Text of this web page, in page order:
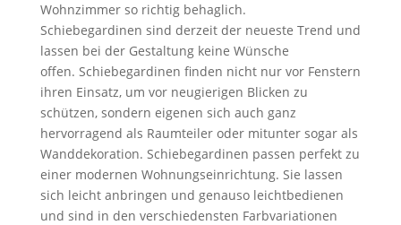
Wohnzimmer so richtig behaglich.
Schiebegardinen sind derzeit der neueste Trend und
lassen bei der Gestaltung keine Wünsche
offen. Schiebegardinen finden nicht nur vor Fenstern
ihren Einsatz, um vor neugierigen Blicken zu
schützen, sondern eigenen sich auch ganz
hervorragend als Raumteiler oder mitunter sogar als
Wanddekoration. Schiebegardinen passen perfekt zu
einer modernen Wohnungseinrichtung. Sie lassen
sich leicht anbringen und genauso leichtbedienen
und sind in den verschiedensten Farbvariationen